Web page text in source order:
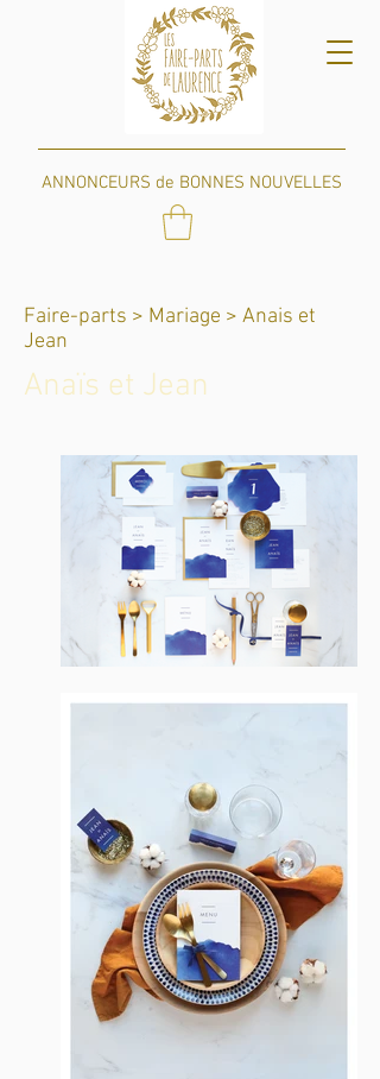
ANNONCEURS de BONNES NOUVELLES
Faire-parts > Mariage > Anais et
Jean
Anaïs et Jean